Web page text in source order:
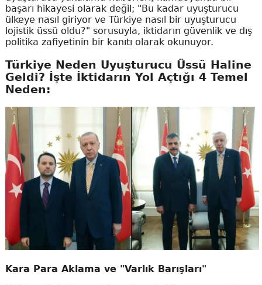
başarı hikayesi olarak değil; "Bu kadar uyuşturucu
ülkeye nasıl giriyor ve Türkiye nasıl bir uyuşturucu
lojistik üssü oldu?" sorusuyla, iktidarın güvenlik ve dış
politika zafiyetinin bir kanıtı olarak okunuyor.
Türkiye Neden Uyuşturucu Üssü Haline
Geldi? İşte İktidarın Yol Açtığı 4 Temel
Neden:
Kara Para Aklama ve "Varlık Barışları"